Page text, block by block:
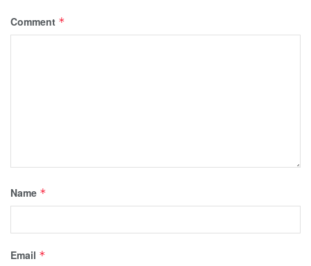
Comment *
Name *
Email *